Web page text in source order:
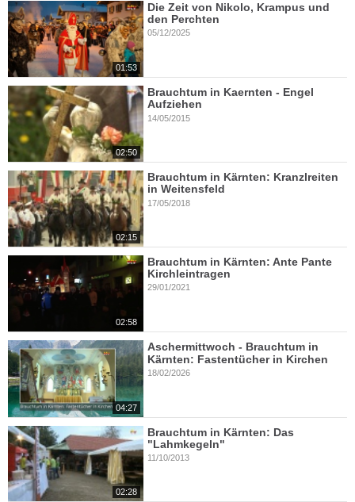
01:53
Die Zeit von Nikolo, Krampus und
den Perchten
05/12/2025
02:50
Brauchtum in Kaernten - Engel
Aufziehen
14/05/2015
02:15
Brauchtum in Kärnten: Kranzlreiten
in Weitensfeld
17/05/2018
02:58
Brauchtum in Kärnten: Ante Pante
Kirchleintragen
29/01/2021
04:27
Aschermittwoch - Brauchtum in
Kärnten: Fastentücher in Kirchen
18/02/2026
02:28
Brauchtum in Kärnten: Das
"Lahmkegeln"
11/10/2013